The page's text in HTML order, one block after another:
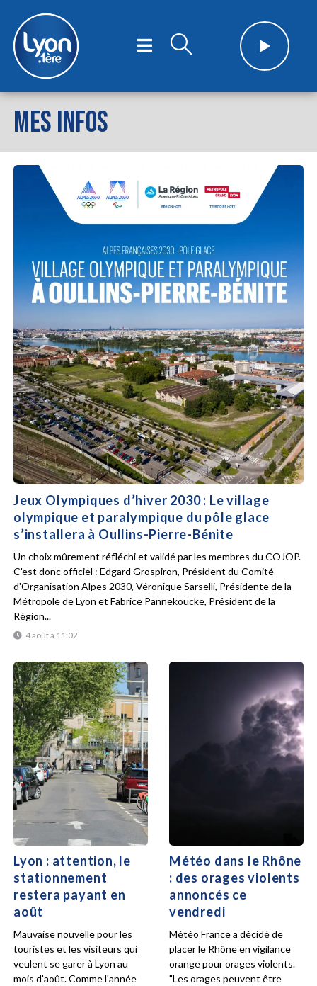
MES INFOS
Jeux Olympiques d’hiver 2030 : Le village
olympique et paralympique du pôle glace
s’installera à Oullins-Pierre-Bénite
4 août à 11:02
Un choix mûrement réfléchi et validé par les membres du COJOP.
C'est donc officiel : Edgard Grospiron, Président du Comité
d'Organisation Alpes 2030, Véronique Sarselli, Présidente de la
Métropole de Lyon et Fabrice Pannekoucke, Président de la
Région...
Lyon : attention, le
stationnement
restera payant en
août
Mauvaise nouvelle pour les
touristes et les visiteurs qui
veulent se garer à Lyon au
mois d'août. Comme l'année
Météo dans le Rhône
: des orages violents
annoncés ce
vendredi
Météo France a décidé de
placer le Rhône en vigilance
orange pour orages violents.
"Les orages peuvent être